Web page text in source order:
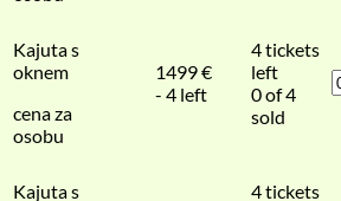
Kajuta s
oknem
cena za
osobu
1499€
- 4 left
4tickets
left
0 of 4
sold
Kajuta s
4tickets